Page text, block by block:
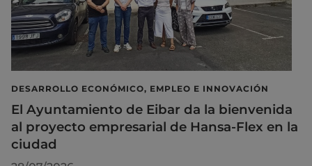
DESARROLLO ECONÓMICO, EMPLEO E INNOVACIÓN
El Ayuntamiento de Eibar da la bienvenida
al proyecto empresarial de Hansa-Flex en la
ciudad